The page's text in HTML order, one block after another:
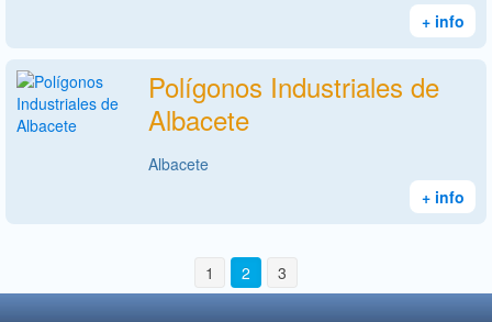
+ info
Polígonos Industriales de
Albacete
Albacete
+ info
1 2 3